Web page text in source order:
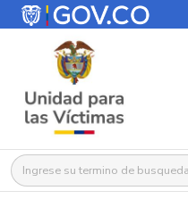
Buscar: